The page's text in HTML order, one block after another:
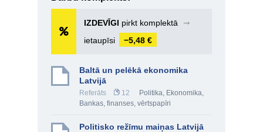
IZDEVĪGI pirkt komplektā
➞
ietaupīsi
−5,48 €
Baltā un pelēkā ekonomika
Latvijā
Referāts 12 Politika, Ekonomika,
Bankas, finanses, vērtspapīri
Politisko režīmu maiņas Latvijā